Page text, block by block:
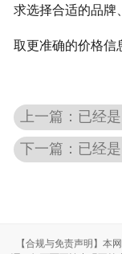
求选择合适的品牌
取更准确的价格信
上一篇：已经
下一篇：已经
【合规与免责声明】本